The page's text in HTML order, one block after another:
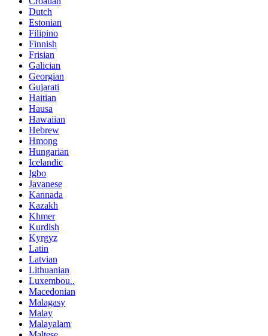
Dutch
Estonian
Filipino
Finnish
Frisian
Galician
Georgian
Gujarati
Haitian
Hausa
Hawaiian
Hebrew
Hmong
Hungarian
Icelandic
Igbo
Javanese
Kannada
Kazakh
Khmer
Kurdish
Kyrgyz
Latin
Latvian
Lithuanian
Luxembou..
Macedonian
Malagasy
Malay
Malayalam